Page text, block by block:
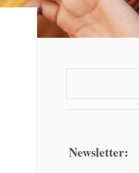
Newsletter: